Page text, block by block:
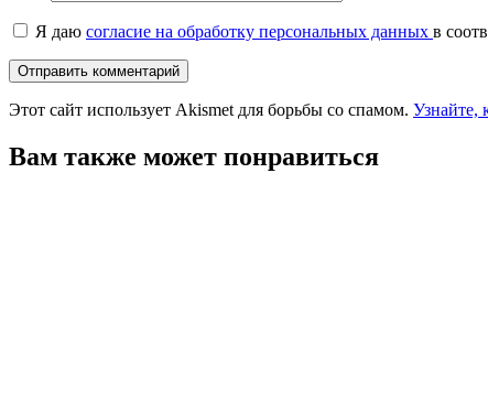
Я даю согласие на обработку персональных данных в
Этот сайт использует Akismet для борьбы со спамом. Узнайте,
Вам также может понравиться